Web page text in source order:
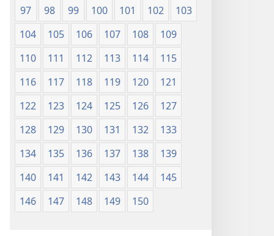
97
98 99 100 101 102
103
104
105 106 107 108
109
110
111 112 113 114
115
116
117 118 119 120
121
122
123 124 125 126
127
128
129 130 131 132
133
134
135 136 137 138
139
140
141 142 143 144
145
146
147 148 149 150